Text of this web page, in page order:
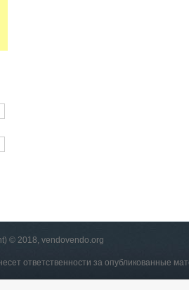
© 2018, vendovendo.org
ответственности за опубликованные